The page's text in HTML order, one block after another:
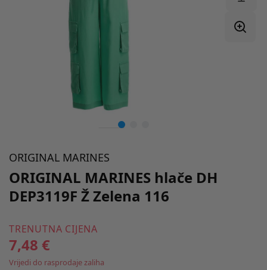
ORIGINAL MARINES
ORIGINAL MARINES hlače DH
DEP3119F Ž Zelena 116
TRENUTNA CIJENA
7,48 €
Vrijedi do rasprodaje zaliha